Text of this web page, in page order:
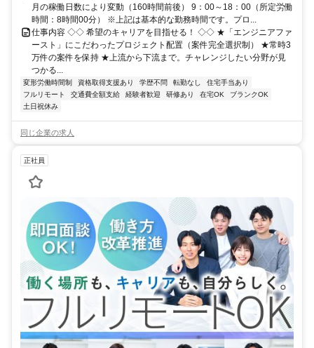
月の稼働日数により変動（160時間前後） 9：00～18：00（所定労働
時間：8時間00分） ※上記は基本的な勤務時間です。プロ...
仕事内容 ◇◇ 希望のキャリアを目指せる！ ◇◇ ★「エンジニアファ
ースト」にこだわったプロジェクト配置（案件完全選択制） ★常時3
万件の案件を保持 ★上流から下流まで。チャレンジしたい分野が見
つかる...
変形労働時間制 資格取得支援あり 学歴不問 転勤なし
住宅手当あり
フルリモート
交通費全額支給 経験者歓迎 研修あり 在宅OK
ブランクOK
土日祝休み
同じ企業の求人
正社員